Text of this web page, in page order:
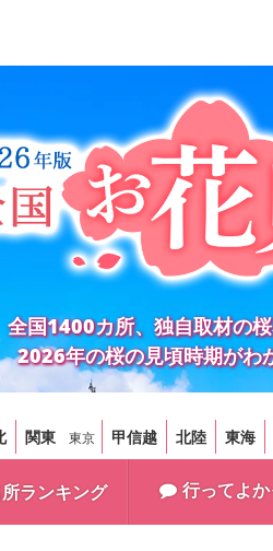
全国1400カ所、独自取材の
2026年の桜の見頃時期がわ
関東 東京 甲信越 北陸 東海
ランキング 行ってよ